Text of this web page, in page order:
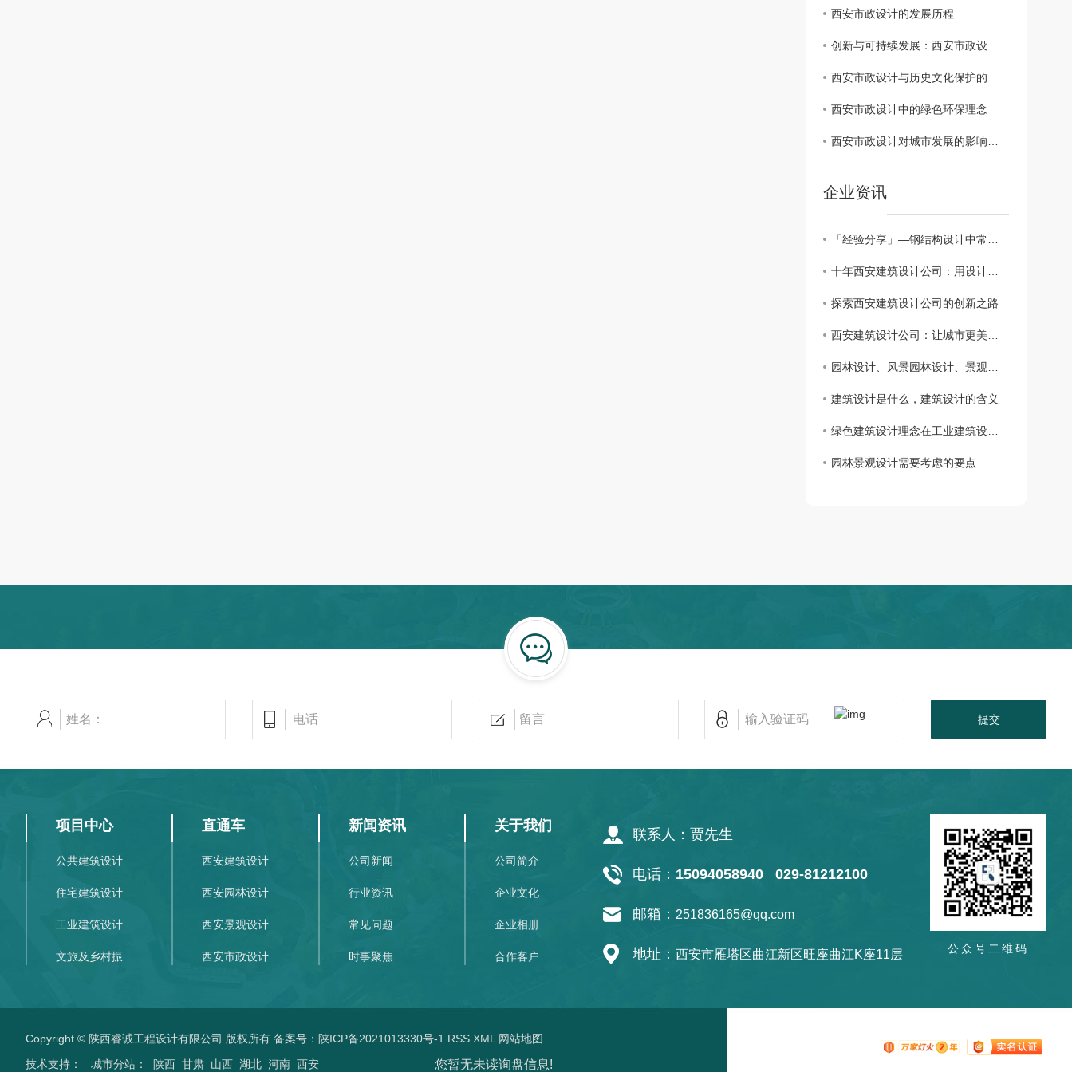
西安市政设计的发展历程
创新与可持续发展：西安市政设计的挑战
西安市政设计与历史文化保护的平衡
西安市政设计中的绿色环保理念
西安市政设计对城市发展的影响分析
企业资讯
「经验分享」—钢结构设计中常用连接方式的构造要求探讨！
十年西安建筑设计公司：用设计点亮城市
探索西安建筑设计公司的创新之路
西安建筑设计公司：让城市更美好的力量
园林设计、风景园林设计、景观设计有什么区别？
建筑设计是什么，建筑设计的含义
绿色建筑设计理念在工业建筑设计的体现
园林景观设计需要考虑的要点
提交
项目中心
公共建筑设计
住宅建筑设计
工业建筑设计
文旅及乡村振兴设计
直通车
西安建筑设计
西安园林设计
西安景观设计
西安市政设计
新闻资讯
公司新闻
行业资讯
常见问题
时事聚焦
关于我们
公司简介
企业文化
企业相册
合作客户
联系人：贾先生
电话： 15094058940 029-81212100
邮箱： 251836165@qq.com
地址： 西安市雁塔区曲江新区旺座曲江K座11层 公众号二维码
Copyright © 陕西睿诚工程设计有限公司 版权所有 备案号： 陕ICP备2021013330号-1 RSS XML 网站地图
技术支持：
城市分站 ： 陕西 甘肃 山西 湖北 河南 西安 您暂无未读询盘信息!